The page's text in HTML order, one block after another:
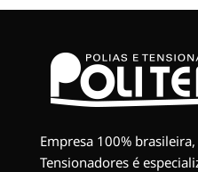
Empresa 100%
Tensionadores é